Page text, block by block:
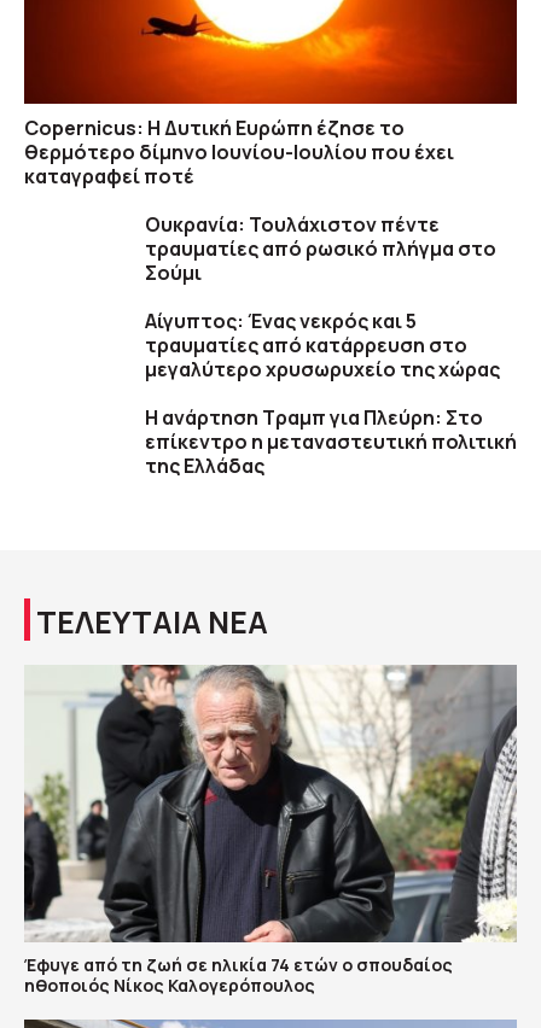
Copernicus: H Δυτική Ευρώπη έζησε το
θερμότερο δίμηνο Ιουνίου-Ιουλίου που έχει
καταγραφεί ποτέ
Ουκρανία: Τουλάχιστον πέντε
τραυματίες από ρωσικό πλήγμα στο
Σούμι
Αίγυπτος: Ένας νεκρός και 5
τραυματίες από κατάρρευση στο
μεγαλύτερο χρυσωρυχείο της χώρας
Η ανάρτηση Τραμπ για Πλεύρη: Στο
επίκεντρο η μεταναστευτική πολιτική
της Ελλάδας
ΤΕΛΕΥΤΑΙΑ ΝΕΑ
Έφυγε από τη ζωή σε ηλικία 74 ετών ο σπουδαίος
ηθοποιός Νίκος Καλογερόπουλος